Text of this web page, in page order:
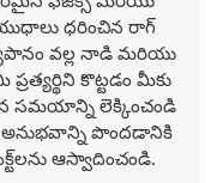
ధరించిన రాగ్
వల్ల నాడి మరియు
కొట్టడం మీకు
సమయాన్ని లెక్కించండి
పొందడానికి
ఆస్వాదించండి.